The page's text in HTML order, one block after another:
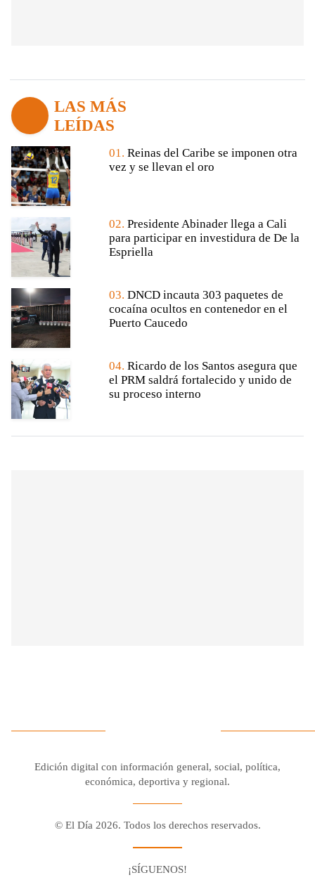
LAS MÁS
LEÍDAS
01. Reinas del Caribe se imponen otra
vez y se llevan el oro
02. Presidente Abinader llega a Cali
para participar en investidura de De la
Espriella
03. DNCD incauta 303 paquetes de
cocaína ocultos en contenedor en el
Puerto Caucedo
04. Ricardo de los Santos asegura que
el PRM saldrá fortalecido y unido de
su proceso interno
Edición digital con información general, social, política,
económica, deportiva y regional.
© El Día 2026. Todos los derechos reservados.
¡SÍGUENOS!